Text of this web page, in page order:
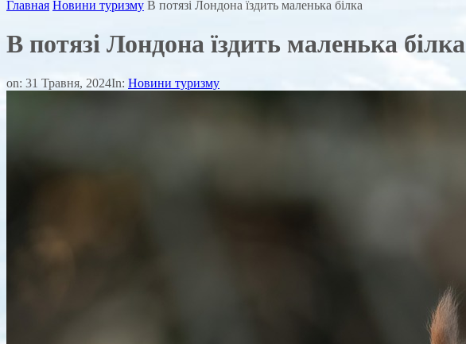
Главная Новини туризму В потязі Лондона їздить маленька білка
В потязі Лондона їздить маленька білка
on: 31 Травня, 2024In: Новини туризму